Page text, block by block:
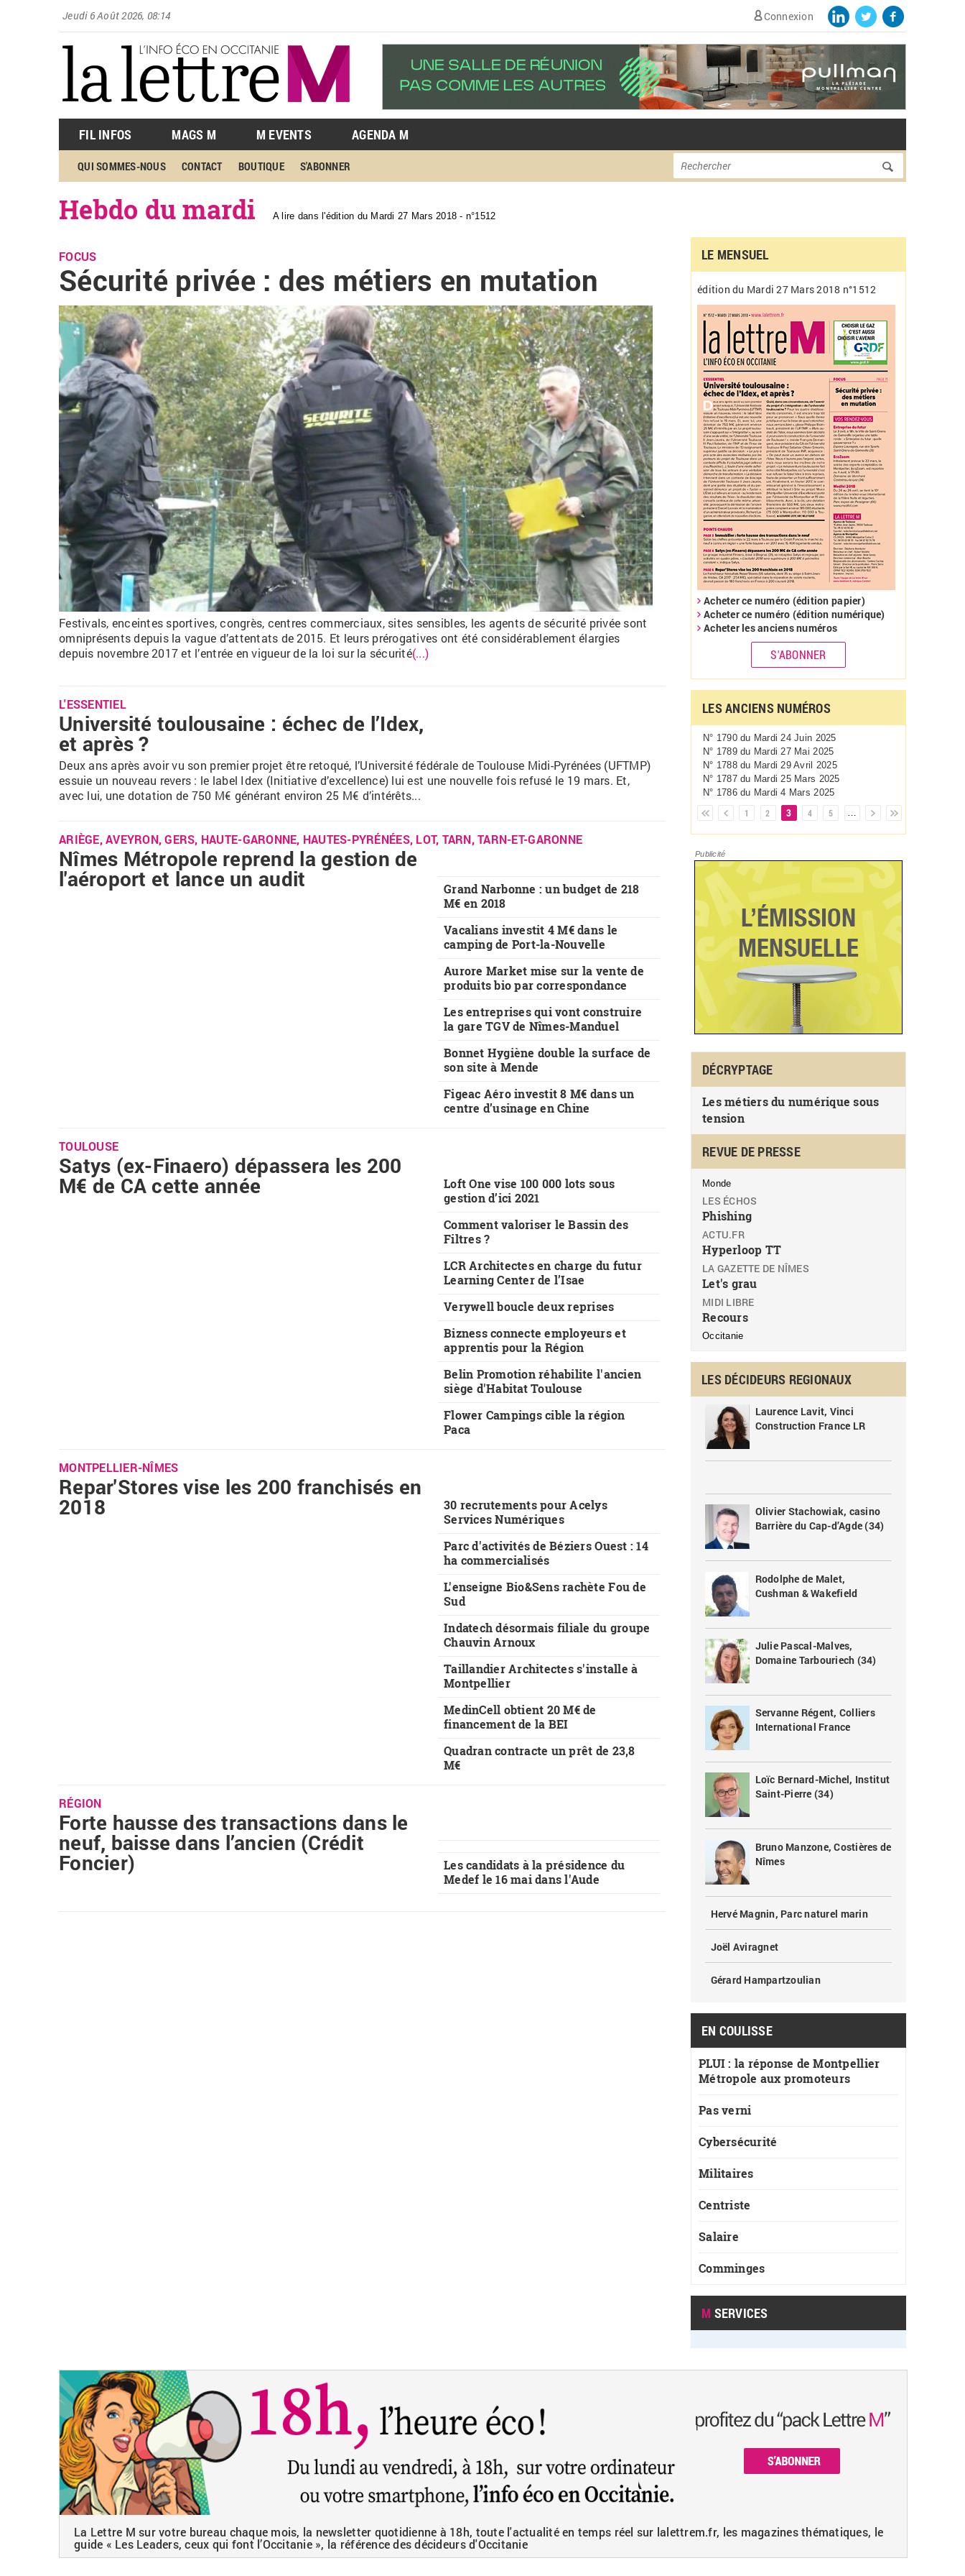
Jeudi 6 Août 2026, 08:14 Connexion
FIL INFOS MAGS M M EVENTS AGENDA M
QUI SOMMES-NOUS CONTACT BOUTIQUE S'ABONNER Formulaire de
Rechercher
Hebdo du mardi A lire dans l'édition du Mardi 27 Mars 2018 - n°1512
FOCUS
Sécurité privée : des métiers en mutation
Festivals, enceintes sportives, congrès, centres commerciaux, sites sensibles, les agents de sécurité privée sont
omniprésents depuis la vague d’attentats de 2015. Et leurs prérogatives ont été considérablement élargies
depuis novembre 2017 et l’entrée en vigueur de la loi sur la sécurité(...)
L'ESSENTIEL
Université toulousaine : échec de l’Idex,
et après ?
Deux ans après avoir vu son premier projet être retoqué, l’Université fédérale de Toulouse Midi-Pyrénées (UFTMP)
essuie un nouveau revers : le label Idex (Initiative d’excellence) lui est une nouvelle fois refusé le 19 mars. Et,
avec lui, une dotation de 750 M€ générant environ 25 M€ d’intérêts...
ARIÈGE, AVEYRON, GERS, HAUTE-GARONNE, HAUTES-PYRÉNÉES, LOT, TARN, TARN-ET-GARONNE
Nîmes Métropole reprend la gestion de
l'aéroport et lance un audit
Grand Narbonne : un budget de 218
M€ en 2018
Vacalians investit 4 M€ dans le
camping de Port-la-Nouvelle
Aurore Market mise sur la vente de
produits bio par correspondance
Les entreprises qui vont construire
la gare TGV de Nîmes-Manduel
Bonnet Hygiène double la surface de
son site à Mende
Figeac Aéro investit 8 M€ dans un
centre d’usinage en Chine
TOULOUSE
Satys (ex-Finaero) dépassera les 200
M€ de CA cette année
Loft One vise 100 000 lots sous
gestion d’ici 2021
Comment valoriser le Bassin des
Filtres ?
LCR Architectes en charge du futur
Learning Center de l’Isae
Verywell boucle deux reprises
Bizness connecte employeurs et
apprentis pour la Région
Belin Promotion réhabilite l'ancien
siège d'Habitat Toulouse
Flower Campings cible la région
Paca
MONTPELLIER-NÎMES
Repar'Stores vise les 200 franchisés en
2018
30 recrutements pour Acelys
Services Numériques
Parc d'activités de Béziers Ouest : 14
ha commercialisés
L'enseigne Bio&Sens rachète Fou de
Sud
Indatech désormais filiale du groupe
Chauvin Arnoux
Taillandier Architectes s'installe à
Montpellier
MedinCell obtient 20 M€ de
financement de la BEI
Quadran contracte un prêt de 23,8
M€
RÉGION
Forte hausse des transactions dans le
neuf, baisse dans l’ancien (Crédit
Foncier)
Les candidats à la présidence du
Medef le 16 mai dans l'Aude
LE MENSUEL
édition du Mardi 27 Mars 2018 n°1512
Acheter ce numéro (édition papier)
Acheter ce numéro (édition numérique)
Acheter les anciens numéros
S'ABONNER
LES ANCIENS NUMÉROS
N° 1790 du Mardi 24 Juin 2025
N° 1789 du Mardi 27 Mai 2025
N° 1788 du Mardi 29 Avril 2025
N° 1787 du Mardi 25 Mars 2025
N° 1786 du Mardi 4 Mars 2025
Pages 1 2 3 4 5 …
Publicité
DÉCRYPTAGE
Les métiers du numérique sous
tension
REVUE DE PRESSE
Monde
LES ÉCHOS
Phishing
ACTU.FR
Hyperloop TT
LA GAZETTE DE NÎMES
Let's grau
MIDI LIBRE
Recours
Occitanie
LES DÉCIDEURS REGIONAUX
Laurence Lavit, Vinci
Construction France LR
Olivier Stachowiak, casino
Barrière du Cap-d’Agde (34)
Rodolphe de Malet,
Cushman & Wakefield
Julie Pascal-Malves,
Domaine Tarbouriech (34)
Servanne Régent, Colliers
International France
Loïc Bernard-Michel, Institut
Saint-Pierre (34)
Bruno Manzone, Costières de
Nîmes
Hervé Magnin, Parc naturel marin
Joël Aviragnet
Gérard Hampartzoulian
EN COULISSE
PLUI : la réponse de Montpellier
Métropole aux promoteurs
Pas verni
Cybersécurité
Militaires
Centriste
Salaire
Comminges
M SERVICES
La Lettre M sur votre bureau chaque mois, la newsletter quotidienne à 18h, toute l'actualité en temps réel sur lalettrem.fr, les magazines thématiques, le
guide « Les Leaders, ceux qui font l’Occitanie », la référence des décideurs d'Occitanie